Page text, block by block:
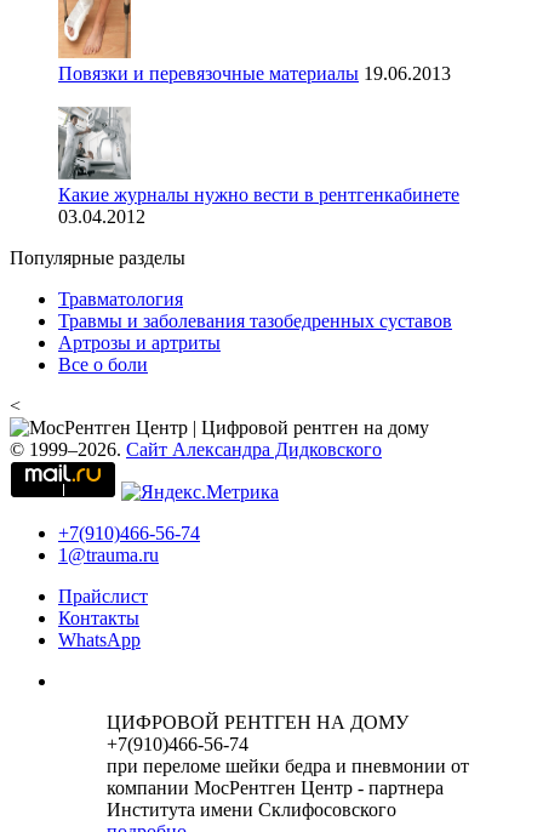
Повязки и перевязочные материалы 19.06.2013
Какие журналы нужно вести в рентгенкабинете
03.04.2012
Популярные разделы
Травматология
Травмы и заболевания тазобедренных суставов
Артрозы и артриты
Все о боли
<
© 1999–2026. Сайт Александра Дидковского
+7(910)466-56-74
1@trauma.ru
Прайслист
Контакты
WhatsApp
ЦИФРОВОЙ РЕНТГЕН НА ДОМУ
+7(910)466-56-74
при переломе шейки бедра и пневмонии от
компании МосРентген Центр - партнера
Института имени Склифосовского